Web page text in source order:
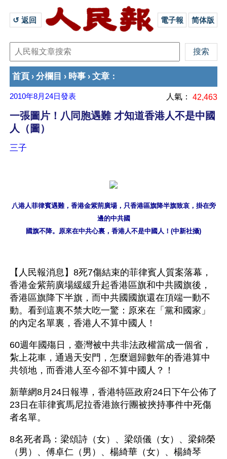
↺ 返回 電子報 简体版
首頁 › 分欄目 › 時事 › 文章 ：
2010年8月24日發表 人氣： 42,463
一張圖片！八同胞遇難 才知道香港人不是中國
人（圖）
三子
八港人菲律賓遇難，香港金紫荊廣場，只香港區旗降半旗致哀，掛在旁
邊的中共國
國旗不降。原來在中共心裏，香港人不是中國人！(中新社攝)
【人民報消息】8死7傷結束的菲律賓人質案落幕，
香港金紫荊廣場緩緩升起香港區旗和中共國旗後，
香港區旗降下半旗，而中共國國旗還在頂端一動不
動。看到這裏不禁大吃一驚：原來在「黨和國家」
的內定名單裏，香港人不算中國人！
60週年國殤日，臺灣被中共非法政權當成一個省，
紮上花車，通過天安門，怎麼迴歸數年的香港算中
共領地，而香港人至今卻不算中國人？！
新華網8月24日報導，香港特區政府24日下午公佈了
23日在菲律賓馬尼拉香港旅行團被挾持事件中死傷
者名單。
8名死者爲：梁頌詩（女）、梁頌儀（女）、梁錦榮
（男）、傅卓仁（男）、楊綺華（女）、楊綺琴